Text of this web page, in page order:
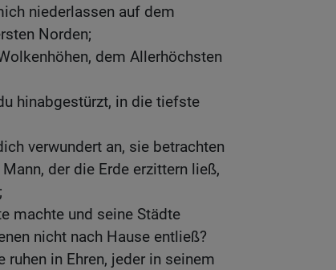
niederlassen auf dem
Norden;
dem Allerhöchsten
hinabgestürzt, in die tiefste
verwundert an, sie betrachten
der die Erde erzittern ließ,
machte und seine Städte
nicht nach Hause entließ?
ruhen in Ehren, jeder in seinem